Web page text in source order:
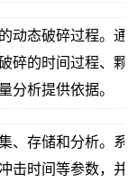
动态破碎过程。通
碎的时间过程、颗
分析提供依据。
、存储和分析。系
击时间等参数，并